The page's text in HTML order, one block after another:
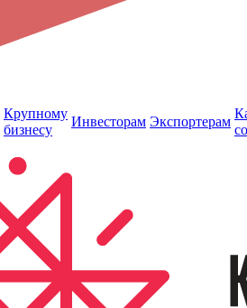
Крупному
бизнесу
Инвесторам Экспортерам